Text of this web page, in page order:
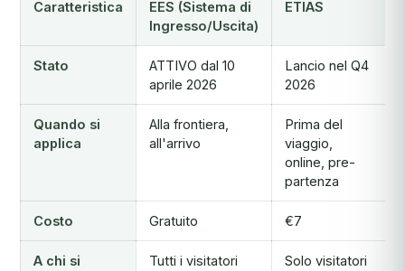
Caratteristica
EES (Sistema di
Ingresso/Uscita)
ETIAS
Stato
ATTIVO dal 10
aprile 2026
Lancio nel Q4
2026
Quando si
applica
Alla frontiera,
all'arrivo
Prima del
viaggio,
online, pre-
partenza
Costo Gratuito €7
A chi si
Tutti i visitatori
Solo visitatori